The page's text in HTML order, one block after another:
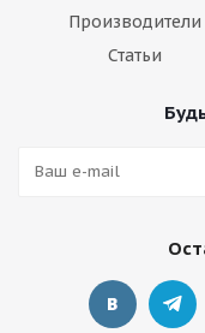
Производители
Статьи